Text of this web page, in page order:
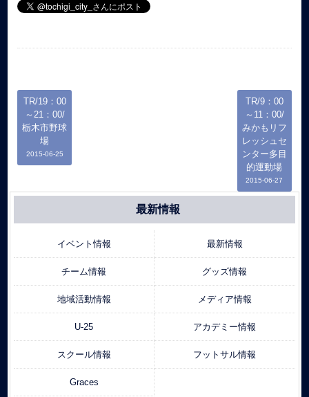
TR/19：00
～21：00/
栃木市野球
場
2015-06-25
TR/9：00
～11：00/
みかもリフ
レッシュセ
ンター多目
的運動場
2015-06-27
最新情報
イベント情報 最新情報
チーム情報 グッズ情報
地域活動情報 メディア情報
U-25 アカデミー情報
スクール情報 フットサル情報
Graces